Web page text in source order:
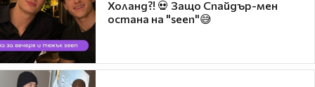
Холанд?! 💀 Защо Спайдър-мен
остана на "seen"😅